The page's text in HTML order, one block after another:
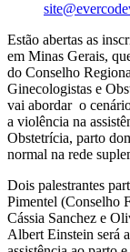
Estão abertas as
em Minas Gerais,
do Conselho
Ginecologistas e
vai abordar o
a violência na
Obstetrícia, parto
normal na rede
Dois palestrantes
Pimentel (Conselho
Cássia Sanchez e
Albert Einstein será